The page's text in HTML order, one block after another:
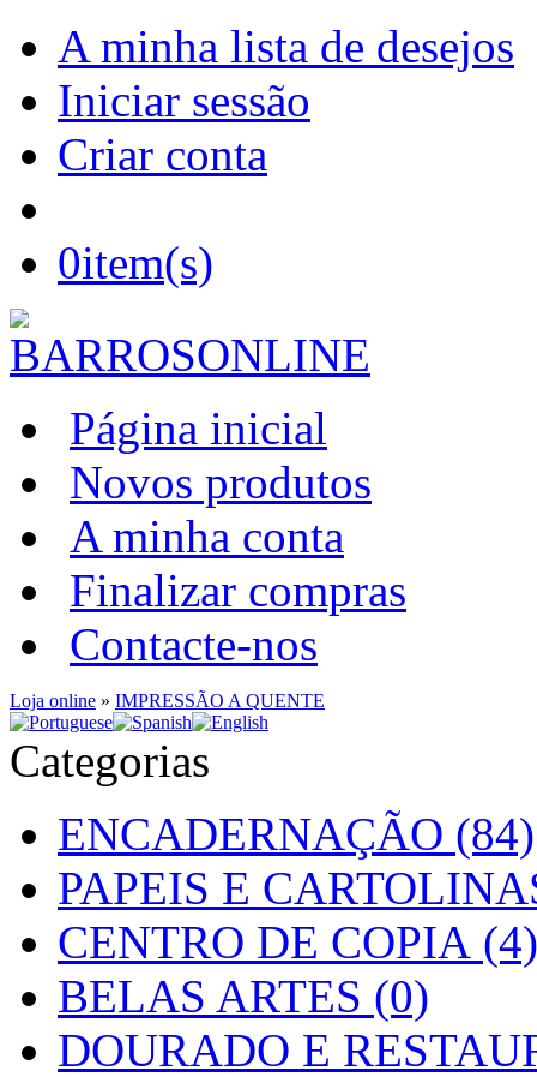
A minha lista de desejos
Iniciar sessão
Criar conta
0item(s)
Página inicial
Novos produtos
A minha conta
Finalizar compras
Contacte-nos
Loja online » IMPRESSÃO A QUENTE
Categorias
ENCADERNAÇÃO (84)
PAPEIS E
CENTRO DE COPIA (4)
BELAS ARTES (0)
DOURADO E